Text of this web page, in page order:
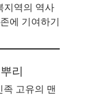
지역의 역사
에 기여하기
리
족 고유의 맨